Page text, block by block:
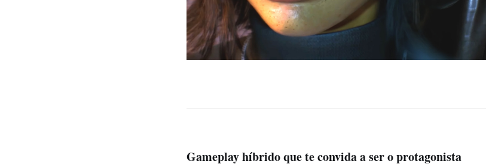
Gameplay híbrido que te convida a ser o protagonista